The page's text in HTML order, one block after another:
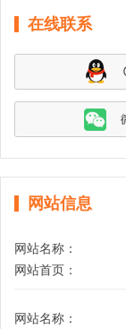
在线联系
网站信息
网站名称：
网站首页：
网站名称：